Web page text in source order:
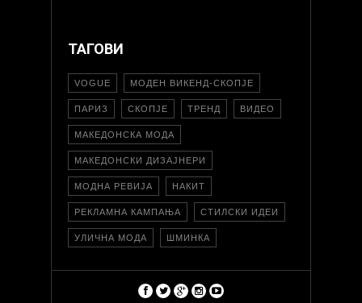
ТАГОВИ
VOGUE МОДЕН ВИКЕНД-СКОПЈЕ
ПАРИЗ СКОПЈЕ ТРЕНД ВИДЕО
МАКЕДОНСКА МОДА
МАКЕДОНСКИ ДИЗАЈНЕРИ
МОДНА РЕВИЈА НАКИТ
РЕКЛАМНА КАМПАЊА СТИЛСКИ ИДЕИ
УЛИЧНА МОДА ШМИНКА